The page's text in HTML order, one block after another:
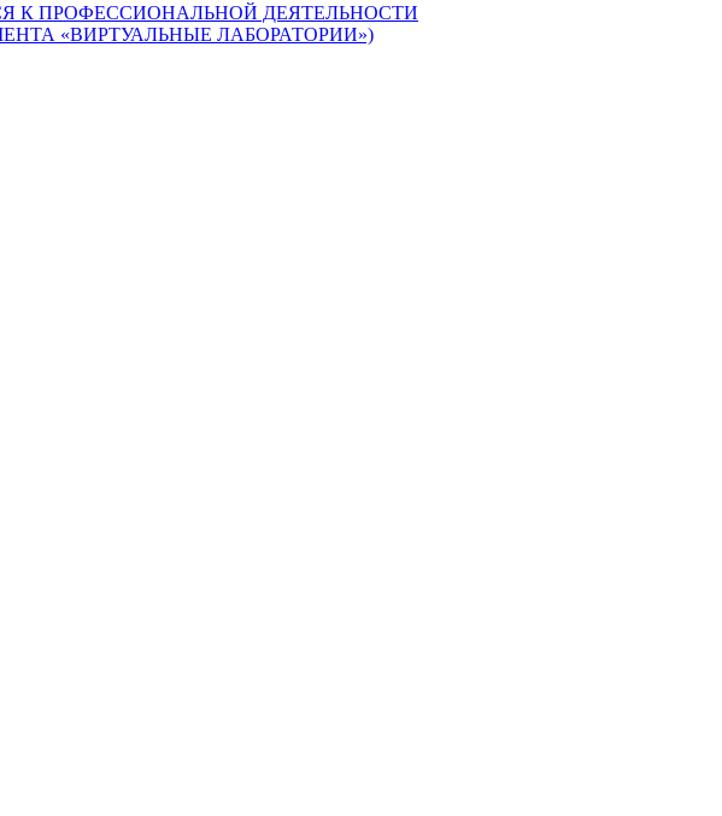
К ПРОФЕССИОНАЛЬНОЙ ДЕЯТЕЛЬНОСТИ
«ВИРТУАЛЬНЫЕ ЛАБОРАТОРИИ»)